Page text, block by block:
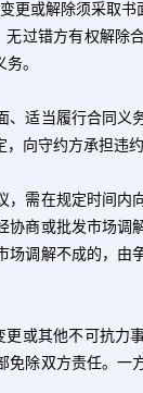
更或解除须采取书
过错方有权解除
。
适当履行合同义务
向守约方承担违约
需在规定时间内
协商或批发市场调
调解不成的，由
或其他不可抗力
除双方责任。一